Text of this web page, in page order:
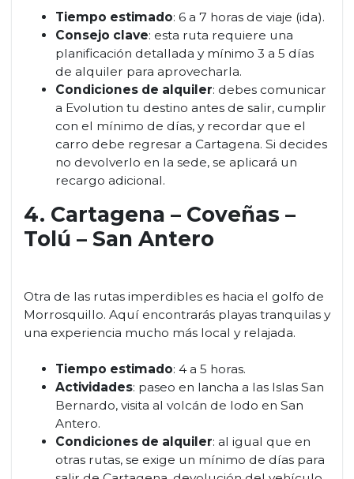
Tiempo estimado: 6 a 7 horas de viaje (ida).
Consejo clave: esta ruta requiere una
planificación detallada y mínimo 3 a 5 días
de alquiler para aprovecharla.
Condiciones de alquiler: debes comunicar
a Evolution tu destino antes de salir, cumplir
con el mínimo de días, y recordar que el
carro debe regresar a Cartagena. Si decides
no devolverlo en la sede, se aplicará un
recargo adicional.
4. Cartagena – Coveñas –
Tolú – San Antero
Otra de las rutas imperdibles es hacia el golfo de
Morrosquillo. Aquí encontrarás playas tranquilas y
una experiencia mucho más local y relajada.
Tiempo estimado: 4 a 5 horas.
Actividades: paseo en lancha a las Islas San
Bernardo, visita al volcán de lodo en San
Antero.
Condiciones de alquiler: al igual que en
otras rutas, se exige un mínimo de días para